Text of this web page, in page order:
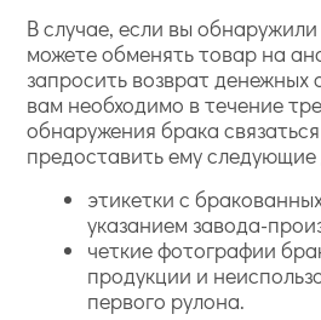
В случае, если вы
можете обменять товар на
запросить возврат денежных
вам необходимо в течение
обнаружения брака
предоставить ему
этикетки с
указанием завода-
четкие фотографии
продукции и
первого рулона.